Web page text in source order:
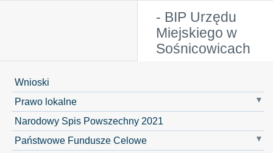
- BIP Urzędu
Miejskiego w
Sośnicowicach
Wnioski
Prawo lokalne
Narodowy Spis Powszechny 2021
Państwowe Fundusze Celowe